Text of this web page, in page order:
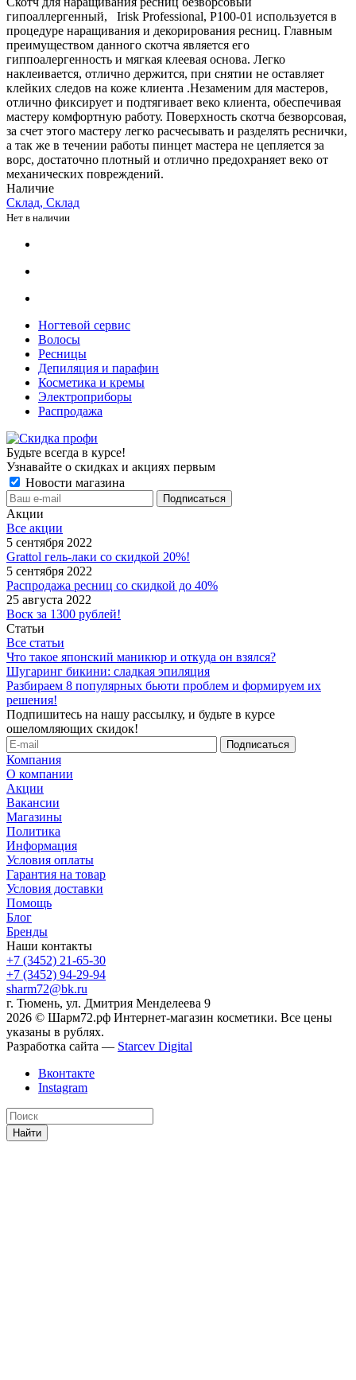
гипоаллергенный, Irisk Professional, P100-01 используется в
процедуре наращивания и декорирования ресниц. Главным
преимуществом данного скотча является его
гиппоалергенность и мягкая клеевая основа. Легко
наклеивается, отлично держится, при снятии не оставляет
клейких следов на коже клиента .Незаменим для мастеров,
отлично фиксирует и подтягивает веко клиента, обеспечивая
мастеру комфортную работу. Поверхность скотча безворсовая,
за счет этого мастеру легко расчесывать и разделять реснички,
а так же в течении работы пинцет мастера не цепляется за
ворс, достаточно плотный и отлично предохраняет веко от
механических повреждений.
Наличие
Склад, Склад
Нет в наличии
Ногтевой сервис
Волосы
Ресницы
Депиляция и парафин
Косметика и кремы
Электроприборы
Распродажа
Будьте всегда в курсе!
Узнавайте о скидках и акциях первым
Новости магазина
Акции
Все акции
5 сентября 2022
Grattol гель-лаки со скидкой 20%!
5 сентября 2022
Распродажа ресниц со скидкой до 40%
25 августа 2022
Воск за 1300 рублей!
Статьи
Все статьи
Что такое японский маникюр и откуда он взялся?
Шугаринг бикини: сладкая эпиляция
Разбираем 8 популярных бьюти проблем и формируем их
решения!
Подпишитесь на нашу рассылку, и будьте в курсе
ошеломляющих скидок!
Компания
О компании
Акции
Вакансии
Магазины
Политика
Информация
Условия оплаты
Гарантия на товар
Условия доставки
Помощь
Блог
Бренды
Наши контакты
+7 (3452) 21-65-30
+7 (3452) 94-29-94
sharm72@bk.ru
г. Тюмень, ул. Дмитрия Менделеева 9
2026 © Шарм72.рф Интернет-магазин косметики. Все цены
указаны в рублях.
Разработка сайта — Starcev Digital
Вконтакте
Instagram
Найти